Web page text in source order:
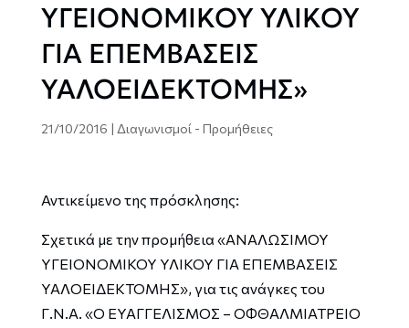
ΥΓΕΙΟΝΟΜΙΚΟΥ ΥΛΙΚΟΥ
ΓΙΑ ΕΠΕΜΒΑΣΕΙΣ
ΥΑΛΟΕΙΔΕΚΤΟΜΗΣ»
21/10/2016 | Διαγωνισμοί - Προμήθειες
Αντικείμενο της πρόσκλησης:
Σχετικά με την προμήθεια «ΑΝΑΛΩΣΙΜΟΥ
ΥΓΕΙΟΝΟΜΙΚΟΥ ΥΛΙΚΟΥ ΓΙΑ ΕΠΕΜΒΑΣΕΙΣ
ΥΑΛΟΕΙΔΕΚΤΟΜΗΣ», για τις ανάγκες του
Γ.Ν.Α. «Ο ΕΥΑΓΓΕΛΙΣΜΟΣ – ΟΦΘΑΛΜΙΑΤΡΕΙΟ